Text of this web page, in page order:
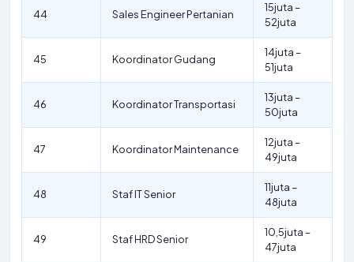
44 Sales Engineer Pertanian
15juta –
52juta
45 Koordinator Gudang
14juta –
51juta
46 Koordinator Transportasi
13juta –
50juta
47 Koordinator Maintenance
12juta –
49juta
48 Staf IT Senior
11juta –
48juta
49 Staf HRD Senior
10,5juta –
47juta